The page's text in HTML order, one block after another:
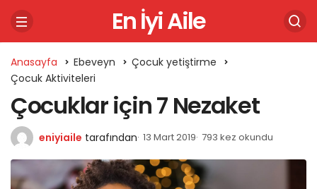
En İyi Aile
Anasayfa Ebeveyn
Çocuk yetiştirme
Çocuk Aktiviteleri
Çocuklar için 7 Nezaket
eniyiaile tarafından 13 Mart 2019 793 kez okundu